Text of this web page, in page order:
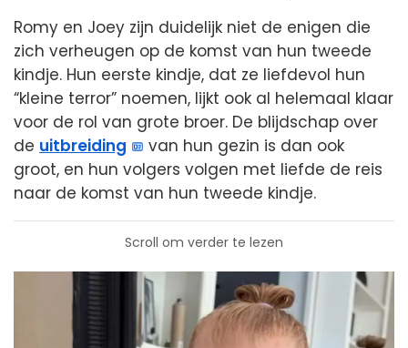
Romy en Joey zijn duidelijk niet de enigen die
zich verheugen op de komst van hun tweede
kindje. Hun eerste kindje, dat ze liefdevol hun
“kleine terror” noemen, lijkt ook al helemaal klaar
voor de rol van grote broer. De blijdschap over
de uitbreiding
van hun gezin is dan ook
groot, en hun volgers volgen met liefde de reis
naar de komst van hun tweede kindje.
Scroll om verder te lezen